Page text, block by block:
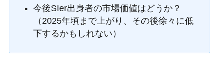
今後SIer出身者の市場価値はどうか？
（2025年頃まで上がり、その後徐々に低
下するかもしれない）